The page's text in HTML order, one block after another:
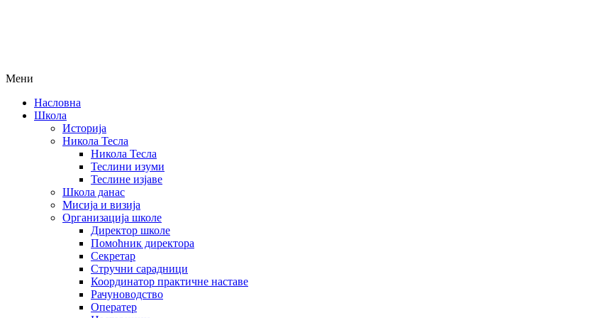
Мени
Насловна
Школа
Историја
Никола Тесла
Никола Тесла
Теслини изуми
Теслине изјаве
Школа данас
Мисија и визија
Организација школе
Директор школе
Помоћник директора
Секретар
Стручни сарадници
Координатор практичне наставе
Рачуноводство
Оператер